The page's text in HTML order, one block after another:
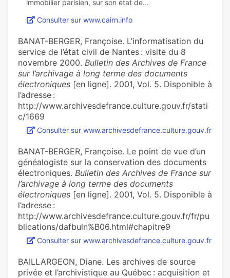
Consulter sur www.cairn.info
BANAT-BERGER, Françoise. L’informatisation du
service de l’état civil de Nantes : visite du 8
novembre 2000. Bulletin des Archives de France
sur l’archivage à long terme des documents
électroniques [en ligne]. 2001, Vol. 5. Disponible à
l’adresse :
http://www.archivesdefrance.culture.gouv.fr/stati
c/1669
Consulter sur www.archivesdefrance.culture.gouv.fr
BANAT-BERGER, Françoise. Le point de vue d’un
généalogiste sur la conservation des documents
électroniques. Bulletin des Archives de France sur
l’archivage à long terme des documents
électroniques [en ligne]. 2001, Vol. 5. Disponible à
l’adresse :
http://www.archivesdefrance.culture.gouv.fr/fr/pu
blications/dafbuln%B06.html#chapitre9
Consulter sur www.archivesdefrance.culture.gouv.fr
BAILLARGEON, Diane. Les archives de source
privée et l’archivistique au Québec : acquisition et